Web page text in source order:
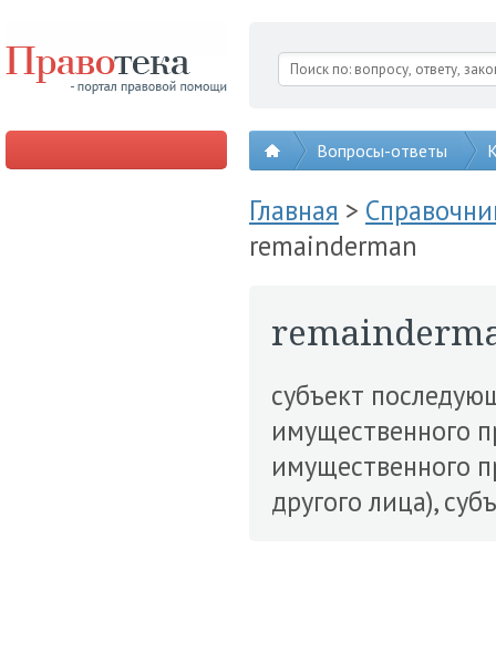
Вопросы-ответы
Главная >
remainderman
субъект
имущественного
имущественно­го
другого лица),